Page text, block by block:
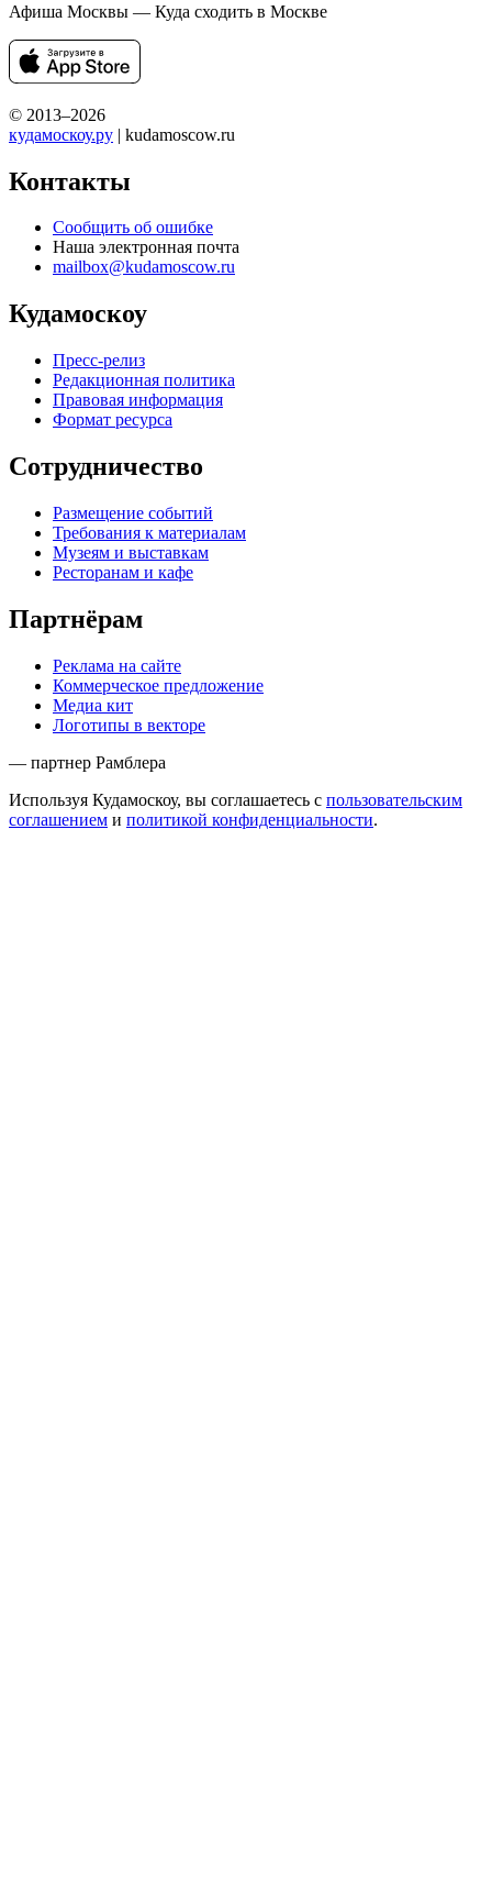
Афиша Москвы — Куда сходить в Москве
© 2013–2026
кудамоскоу.ру | kudamoscow.ru
Контакты
Сообщить об ошибке
Наша электронная почта
mailbox@kudamoscow.ru
Кудамоскоу
Пресс-релиз
Редакционная политика
Правовая информация
Формат ресурса
Сотрудничество
Размещение событий
Требования к материалам
Музеям и выставкам
Ресторанам и кафе
Партнёрам
Реклама на сайте
Коммерческое предложение
Медиа кит
Логотипы в векторе
— партнер Рамблера
Используя Кудамоскоу, вы соглашаетесь с пользовательским
соглашением и политикой конфиденциальности.